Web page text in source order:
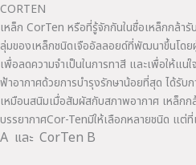
CORTEN
เหล็ก CorTen หรือที่รู้จักกันในชื่อเหล็กกล้า
ลุ่มของเหล็กชนิดเจืออัลลอยด์ที่พัฒนาขึ้นโดย
เพื่อลดความจำเป็นในการทาสี และเพื่อให้แ
ฟ้าอากาศด้วยการบำรุงรักษาน้อยที่สุด ได้รั
เหมือนสนิมเมื่อสัมผัสกับสภาพอากาศ เหล็ก
บรรยากาศCor-Tenมีให้เลือกหลายชนิด แต่
A และ CorTen B